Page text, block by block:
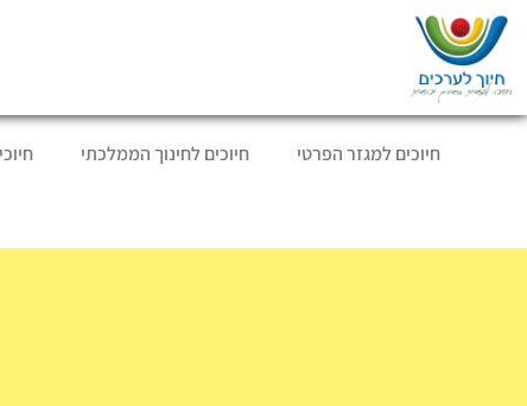
חיוכים למגזר הפרטי חיוכים לחינוך הממלכתי